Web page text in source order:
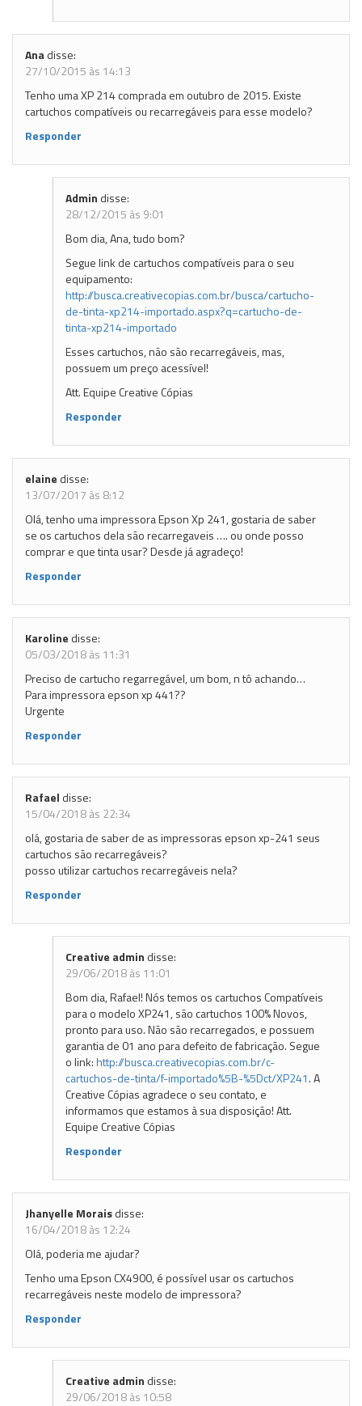
Anadisse:
27/10/2015 às 14:13
Tenho uma XP 214 comprada em outubro de 2015. Existe
cartuchos compatíveis ou recarregáveis para esse modelo?
Responder
Admin disse:
28/12/2015 às 9:01
Bom dia, Ana, tudo bom?
Segue link de cartuchos compatíveis para o seu
equipamento:
http://busca.creativecopias.com.br/busca/cartucho-
de-tinta-xp214-importado.aspx?q=cartucho-de-
tinta-xp214-importado
Esses cartuchos, não são recarregáveis, mas,
possuem um preço acessível!
Att. Equipe Creative Cópias
Responder
elaine disse:
13/07/2017 às 8:12
Olá, tenho uma impressora Epson Xp 241, gostaria de saber
se os cartuchos dela são recarregaveis …. ou onde posso
comprar e que tinta usar? Desde já agradeço!
Responder
Karoline disse:
05/03/2018 às 11:31
Preciso de cartucho regarregável, um bom, n tô achando…
Para impressora epson xp 441??
Urgente
Responder
Rafael disse:
15/04/2018 às 22:34
olá, gostaria de saber de as impressoras epson xp-241 seus
cartuchos são recarregáveis?
posso utilizar cartuchos recarregáveis nela?
Responder
Creative admin disse:
29/06/2018 às 11:01
Bom dia, Rafael! Nós temos os cartuchos Compatíveis
para o modelo XP241, são cartuchos 100% Novos,
pronto para uso. Não são recarregados, e possuem
garantia de 01 ano para defeito de fabricação. Segue
o link:http://busca.creativecopias.com.br/c-
cartuchos-de-tinta/f-importado%5B-%5Dct/XP241. A
Creative Cópias agradece o seu contato, e
informamos que estamos à sua disposição! Att.
Equipe Creative Cópias
Responder
Jhanyelle Moraisdisse:
16/04/2018 às 12:24
Olá, poderia me ajudar?
Tenho uma Epson CX4900, é possível usar os cartuchos
recarregáveis neste modelo de impressora?
Responder
Creative admin disse:
29/06/2018 às 10:58